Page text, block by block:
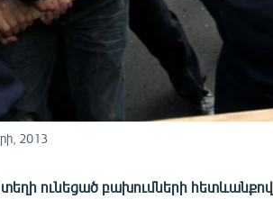
2013
ունեցած բախումների հետևանքով